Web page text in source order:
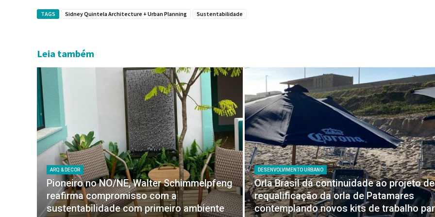
TAGS Sidney Quintela Architecture + Urban Planning Sustentabilidade
Leia também
ARQ & DECOR
Pioneiro no NO/NE, Walter Schimmelpfeng
reafirma compromisso com a
sustentabilidade com primeiro ambiente
DESENVOLVIMENTO URBANO
Orla Brasil dá continuidade ao projeto de
requalificação da orla de Patamares
contemplando novos kits de trabalho